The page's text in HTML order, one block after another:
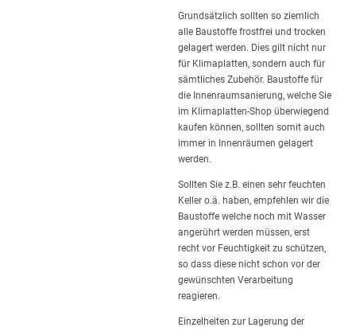
Grundsätzlich sollten so ziemlich
alle Baustoffe frostfrei und trocken
gelagert werden. Dies gilt nicht nur
für Klimaplatten, sondern auch für
sämtliches Zubehör. Baustoffe für
die Innenraumsanierung, welche Sie
im Klimaplatten-Shop überwiegend
kaufen können, sollten somit auch
immer in Innenräumen gelagert
werden.
Sollten Sie z.B. einen sehr feuchten
Keller o.ä. haben, empfehlen wir die
Baustoffe welche noch mit Wasser
angerührt werden müssen, erst
recht vor Feuchtigkeit zu schützen,
so dass diese nicht schon vor der
gewünschten Verarbeitung
reagieren.
Einzelheiten zur Lagerung der